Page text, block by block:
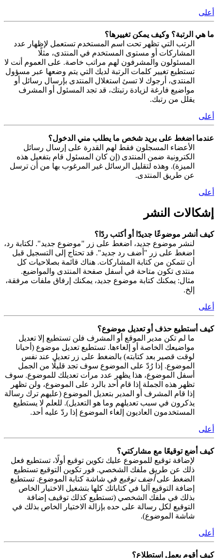
أعلى
ما هي الرتبة؟ وكيف يمكن تغييرها؟
الرتب التي تظهر تحت اسم المستخدم تستعمل لإظهار عدد
المشاركات أو مستوى المستخدم في المنتدى، مثلًا
المسئولون والمشرفون لهم مراتب خاصة. على العموم أنت لا
تستطيع تغيير كلمات الرتبة لديك التي يتم وضعها عبر مسؤول
المنتدى، أرجوك لا تسئ استغلال المنتدى بإرسال رسائل أو
مواضيع فارغة لزيادة رتبتك، قد تجد المسئول أو المشرف
يقلل من رتبك.
أعلى
عندما اضغط على بريد شخص ما يطلب مني الدخول؟
الأعضاء المسجلون فقط لهم القدرة على إرسال رسائل
الكترونية ضمن المنتدى (إن كان المسئول قام بتفعيل هذه
الميزة). وهذه لتقليل الرسائل غير المرغوب بها من أن ترسل
عن طريق المنتدى.
أعلى
إشكالات النشر
كيف أنشر موضوعًا جديدًا أو أكتب ردًا؟
لنشر موضوع جديد، اضغط على زر "موضوع جديد". لكتابة رد،
اضغط على زر "أضف رد جديد". قد تحتاج إلى التسجيل قبل
أن تتمكن من كتابة المشاركات. هناك قائمة بصلاحيات كل
منتدى تكون متاحة في أسفل صفحة المنتدى والمواضيع.
مثال: يمكنك كتابة موضوع جديد، يمكنك إرفاق ملفات مرفقة،
إلخ.
أعلى
كيف أستطيع حذف أو تعديل موضوع؟
ما لم تكن مدير الموقع أو المشرف فلن تستطيع إلا تعديل
مواضيعك الخاصة أو إلغاءها. تستطيع تعديل موضوع (أحيانا
لوقت قصير بعد كتابته) بالضغط على زر تعديل عند نفس
الموضوع. إذا رُدّ على الموضوع سوف تجد قليلًا من الجمل
أسفل الموضوع، هذا يظهر عدد مرات تعديلك للموضوع. سوف
تظهر هذه الجملة إذا قام أحد بالرد على الموضوع، ولن تظهر
إذا قام المشرف أو المدير بتعديل الموضوع (عليهم ترك رسالة
يذكرون في سبب تعديلهم وما هو التعديل). للعلم لا يستطيع
المستخدمون العاديون إلغاء الموضوع إذا ردّ عليه أحد.
أعلى
كيف أضع توقيعًا مع مشاركتي؟
لإضافة توقيع للموضوع عليك تكوين توقيع أولًا، تستطيع فعل
ذلك عن طريق ملفك الشخصي. فور تكوين التوقيع تستطيع
الضغط علىأضف توقيع في شاشة كتابة الموضوع. تستطيع
إضافة التوقيع آليا في كتاباتك كلها بتشغيل الاختيار الخاص
بذلك في ملفك الشخصي (تستطيع كذلك توقيف إضافة
التوقيع لكل رسالة على حده بإزالة الاختيار الخاص بذلك في
شاشة الموضوع).
أعلى
كيف أقوم بعمل استطلاع؟